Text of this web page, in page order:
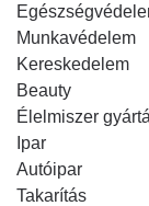
Munkavédelem
Kereskedelem
Beauty
Élelmiszer
Ipar
Autóipar
Takarítás